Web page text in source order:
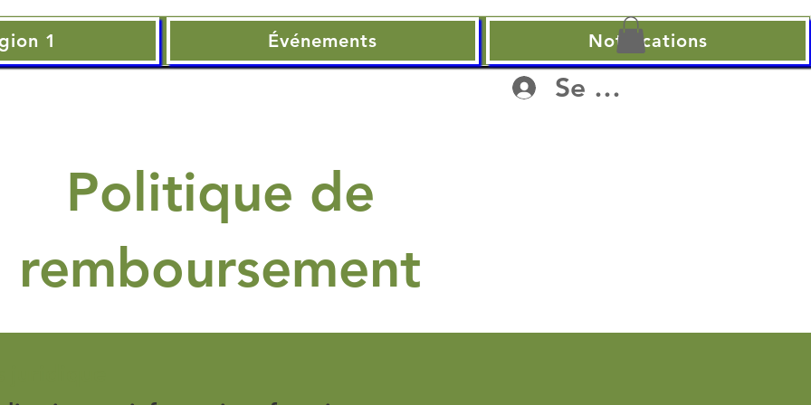
1 Événements Notifications
Se connecter
Politique de
remboursement